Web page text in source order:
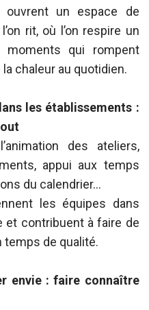
un espace de
rit, où l’on respire un
qui rompent
chaleur au quotidien.
les établissements :
des ateliers,
appui aux temps
du calendrier…
les équipes dans
et contribuent à faire de
temps de qualité.
envie : faire connaître